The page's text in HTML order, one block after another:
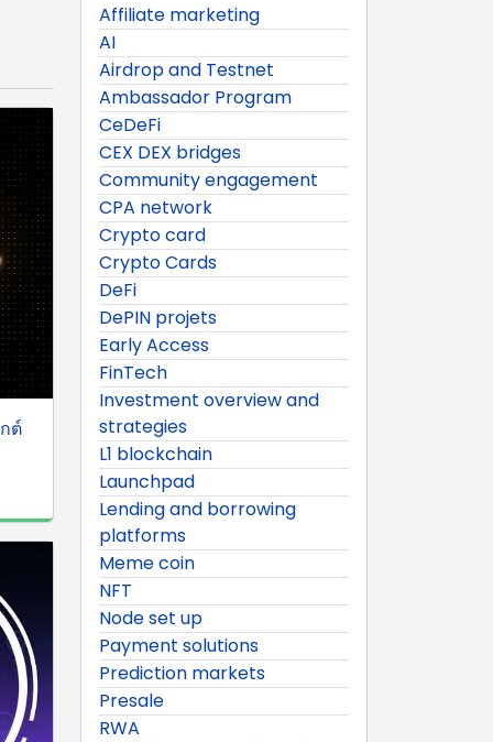
ต์
Affiliate marketing
AI
Airdrop and Testnet
Ambassador Program
CeDeFi
CEX DEX bridges
Community engagement
CPA network
Crypto card
Crypto Cards
DeFi
DePIN projets
Early Access
FinTech
Investment overview and
strategies
L1 blockchain
Launchpad
Lending and borrowing
platforms
Meme coin
NFT
Node set up
Payment solutions
Prediction markets
Presale
RWA